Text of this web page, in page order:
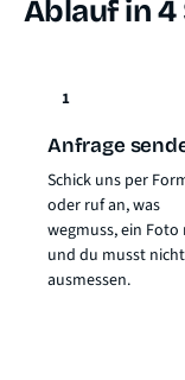
Ablauf in
1
Anfrage
Schick uns per
oder ruf an, was
wegmuss, ein Foto
und du musst
ausmessen.